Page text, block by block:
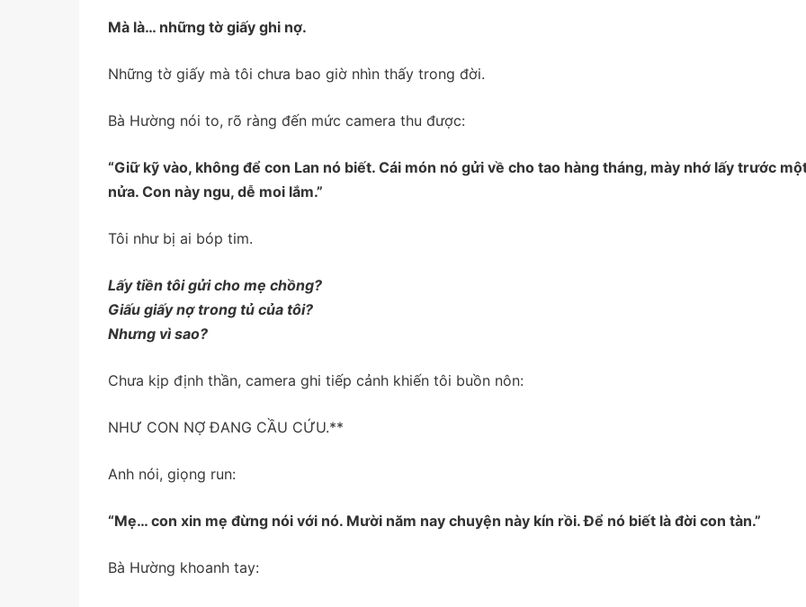
Mà là… những tờ giấy ghi nợ.
Những tờ giấy mà tôi chưa bao giờ nhìn thấy trong đời.
Bà Hường nói to, rõ ràng đến mức camera thu được:
“Giữ kỹ vào, không để con Lan nó biết. Cái món nó gửi về cho tao hàng tháng, mày nhớ lấy trước
nửa. Con này ngu, dễ moi lắm.”
Tôi như bị ai bóp tim.
Lấy tiền tôi gửi cho mẹ chồng?
Giấu giấy nợ trong tủ của tôi?
Nhưng vì sao?
Chưa kịp định thần, camera ghi tiếp cảnh khiến tôi buồn nôn:
NHƯ CON NỢ ĐANG CẦU CỨU.**
Anh nói, giọng run:
“Mẹ… con xin mẹ đừng nói với nó. Mười năm nay chuyện này kín rồi. Để nó biết là đời con tàn.”
Bà Hường khoanh tay: